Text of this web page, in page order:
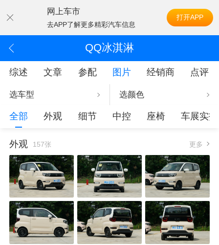
网上车市
去APP了解更多精彩汽车信息
打开APP
QQ冰淇淋
综述 文章 参配 图片 经销商 点评
选车型 选颜色
全部 外观 细节 中控 座椅 车展实拍
外观 157张 更多